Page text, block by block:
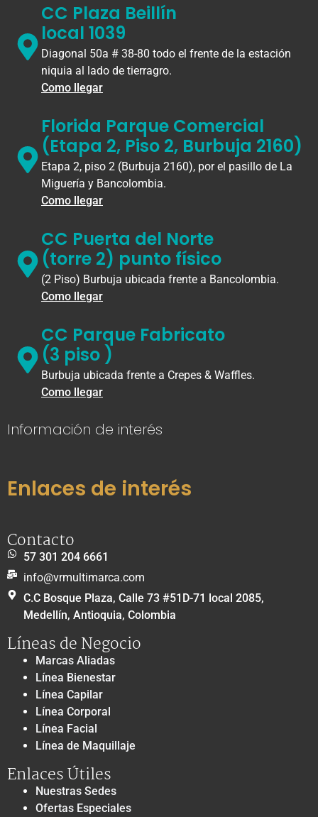
CC Plaza Beillín
local 1039
Diagonal 50a # 38-80 todo el frente de la estación
niquia al lado de tierragro.
Como llegar
Florida Parque Comercial
(Etapa 2, Piso 2, Burbuja 2160)
Etapa 2, piso 2 (Burbuja 2160), por el pasillo de La
Miguería y Bancolombia.
Como llegar
CC Puerta del Norte
(torre 2) punto físico
(2 Piso) Burbuja ubicada frente a Bancolombia.
Como llegar
CC Parque Fabricato
(3 piso )
Burbuja ubicada frente a Crepes & Waffles.
Como llegar
Información de interés
Enlaces de interés
Contacto
57 301 204 6661
info@vrmultimarca.com
C.C Bosque Plaza, Calle 73 #51D-71 local 2085,
Medellín, Antioquia, Colombia
Líneas de Negocio
Marcas Aliadas
Línea Bienestar
Línea Capilar
Línea Corporal
Línea Facial
Línea de Maquillaje
Enlaces Útiles
Nuestras Sedes
Ofertas Especiales